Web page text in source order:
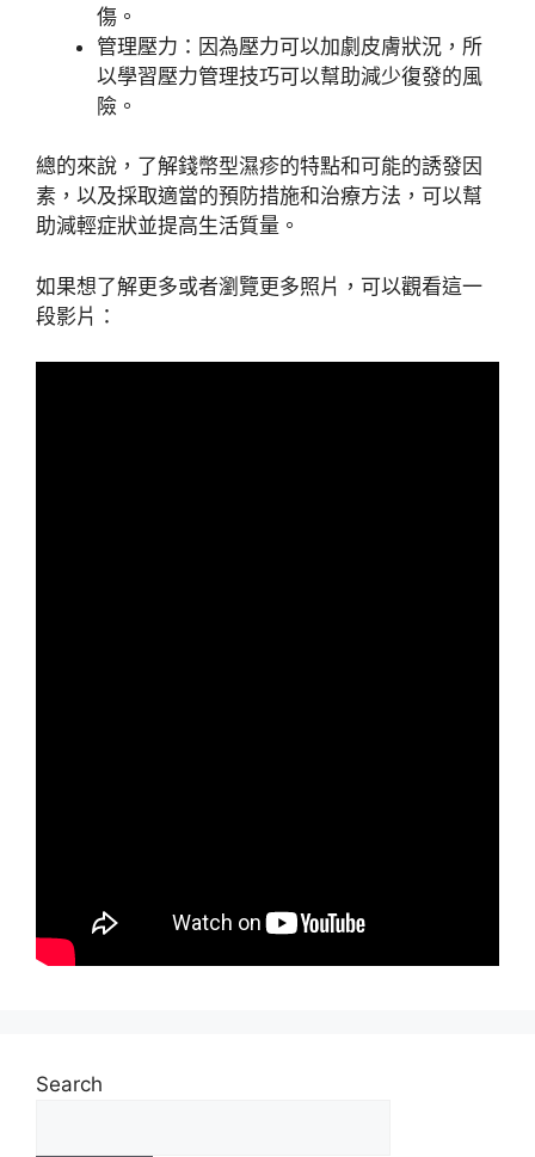
傷。
管理壓力：因為壓力可以加劇皮膚狀況，所
以學習壓力管理技巧可以幫助減少復發的風
險。
總的來說，了解錢幣型濕疹的特點和可能的誘發因
素，以及採取適當的預防措施和治療方法，可以幫
助減輕症狀並提高生活質量。
如果想了解更多或者瀏覽更多照片，可以觀看這一
段影片：
Search